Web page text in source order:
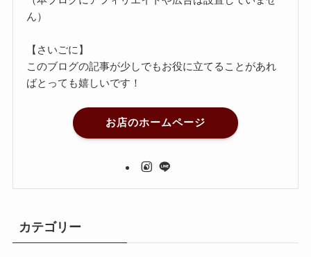
ん）
【さいごに】
このブログの記事が少しでもお役に立てることがあれ
ばとっても嬉しいです！
お店のホームページ
カテゴリー